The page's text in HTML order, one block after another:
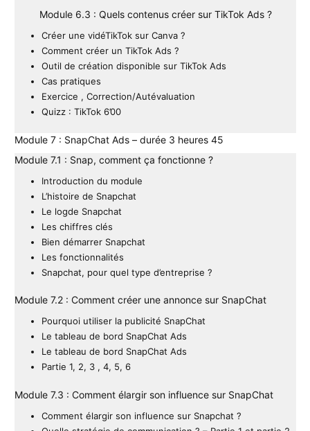
Module 6.3 : Quels contenus créer sur TikTok Ads ?
Créer une vidéTikTok sur Canva ?
Comment créer un TikTok Ads ?
Outil de création disponible sur TikTok Ads
Cas pratiques
Exercice , Correction/Autévaluation
Quizz : TikTok 6’00
Module 7 : SnapChat Ads – durée 3 heures 45
Module 7.1 : Snap, comment ça fonctionne ?
Introduction du module
L’histoire de Snapchat
Le logde Snapchat
Les chiffres clés
Bien démarrer Snapchat
Les fonctionnalités
Snapchat, pour quel type d’entreprise ?
Module 7.2 : Comment créer une annonce sur SnapChat
Pourquoi utiliser la publicité SnapChat
Le tableau de bord SnapChat Ads
Le tableau de bord SnapChat Ads
Partie 1, 2, 3 , 4, 5, 6
Module 7.3 : Comment élargir son influence sur SnapChat
Comment élargir son influence sur Snapchat ?